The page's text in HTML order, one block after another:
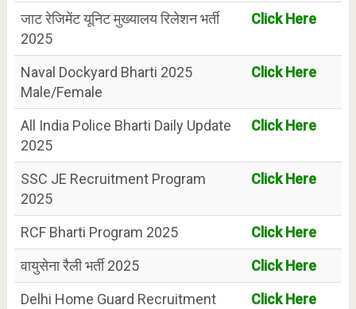
जाट रेजिमेंट यूनिट मुख्यालय रिलेशन भर्ती
2025
Click Here
Naval Dockyard Bharti 2025
Male/Female
Click Here
All India Police Bharti Daily Update
2025
Click Here
SSC JE Recruitment Program
2025
Click Here
RCF Bharti Program 2025
Click Here
वायुसेना रैली भर्ती 2025
Click Here
Delhi Home Guard Recruitment
Click Here